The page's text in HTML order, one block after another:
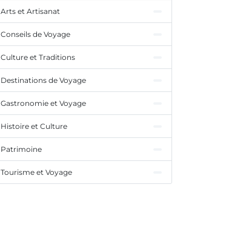
Arts et Artisanat
Conseils de Voyage
Culture et Traditions
Destinations de Voyage
Gastronomie et Voyage
Histoire et Culture
Patrimoine
Tourisme et Voyage